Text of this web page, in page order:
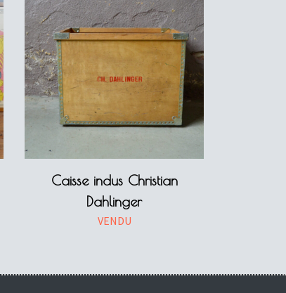
Caisse indus Christian
Dahlinger
VENDU